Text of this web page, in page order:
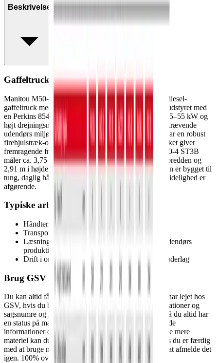
Beskrivelse
Gaffeltruck diesel (terræn 4x4) 5.0T
Manitou M50‑4 ST3B er en kraftig og terrængående diesel-
gaffeltruck med en løftekapacitet på 5000 kg. Den er udstyret med
en Perkins 854F‑E34T Stage 3B‑motor, som leverer 45–55 kW og
højt drejningsmoment, hvilket sikrer stærk ydeevne i krævende
udendørs miljøer. Maskinen kører op til 22–24 km/t, har en robust
firehjulstræk‑opbygning og en frihøjde på 43 cm, hvilket giver
fremragende fremkommelighed på ujævnt terræn. M50‑4 ST3B
måler ca. 3,75 m i længden + 1,20 m gafler, 2,08 m i bredden og
2,91 m i højden, og har en venderadius på 4,57 m. Den er bygget til
tung, daglig håndtering, hvor stabilitet, råstyrke og pålidelighed er
afgørende.
Typiske arbejdsopgaver
Håndtering af tunge materialer på byggepladser
Transport af pallegods på ujævnt terræn
Læsning og losning i industri-, landbrugs- og udendørs
produktionsmiljøer
Drift i områder med store stigninger eller løst underlag
Brug GSV APP
Du kan altid få et totalt overblik over det materiel, du har lejet hos
GSV, hvis du bruger vores app. Du kan søge efter lokationer og
sagsnumre og markere dine byggesager som favorit, så du altid har
en status på materiellet på dine byggesites. Du kan finde
informationer om de enkelte maskiner og skal du bruge mere
materiel kan du nemt og hurtigt booke via appen. Hvis du er færdig
med at bruge materiellet er det lige så hurtigt og nemt at afmelde det
igen. 100% overblik på mobilen - det er smart.